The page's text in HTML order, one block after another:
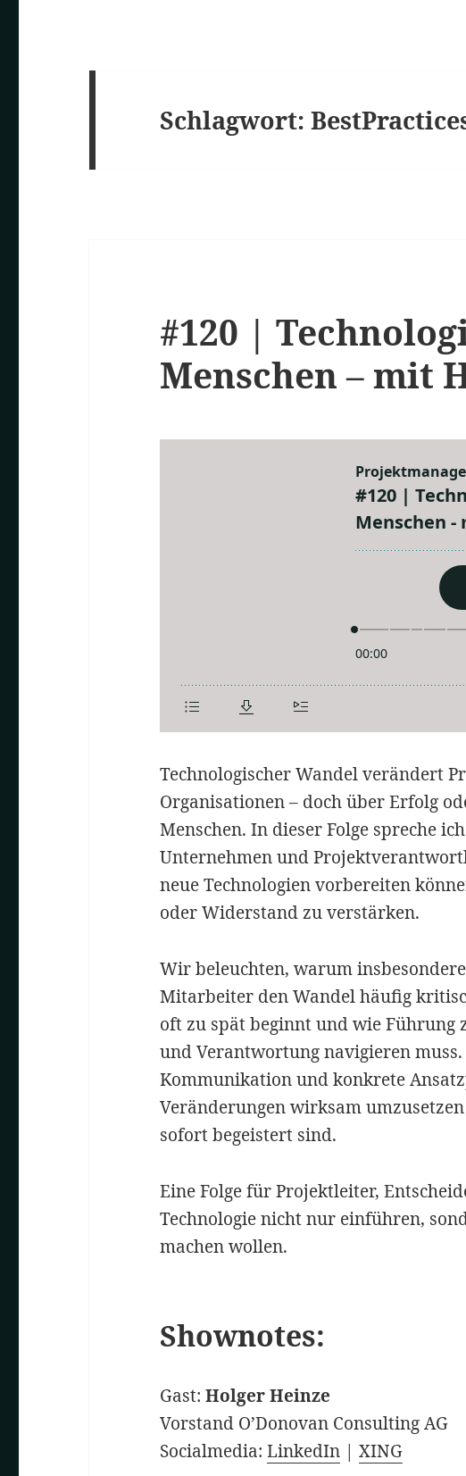
Schlagwort:
#120 |
Menschen – mit
Technologischer Wandel verändert
Organisationen – doch über Erfolg
Menschen. In dieser Folge spreche
Unternehmen und
neue Technologien vorbereiten
oder Widerstand zu verstärken.
Wir beleuchten, warum
Mitarbeiter den Wandel häufig
oft zu spät beginnt und wie Führung
und Verantwortung navigieren
Kommunikation und konkrete
Veränderungen wirksam
sofort begeistert sind.
Eine Folge für Projektleiter,
Technologie nicht nur einführen,
machen wollen.
Shownotes:
Gast:Holger Heinze
Vorstand O’Donovan Consulting AG
Socialmedia:LinkedIn |XING